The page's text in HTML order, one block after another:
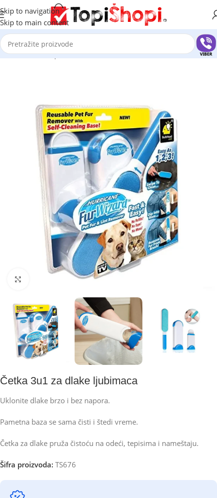
Skip to navigation
Skip to main content
Početna/Pet šhop
Kliknite za uvećanje
Četka 3u1 za dlake ljubimaca
Uklonite dlake brzo i bez napora.
Pametna baza se sama čisti i štedi vreme.
Četka za dlake pruža čistoću na odeći, tepisima i nameštaju.
Šifra proizvoda: TS676